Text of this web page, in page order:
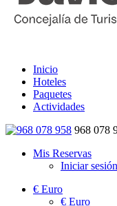
Inicio
Hoteles
Paquetes
Actividades
968 078
Mis Reservas
Iniciar sesión
€ Euro
€ Euro